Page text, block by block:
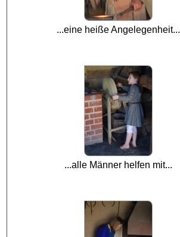
...eine heiße Angelegenheit...
...alle Männer helfen mit...